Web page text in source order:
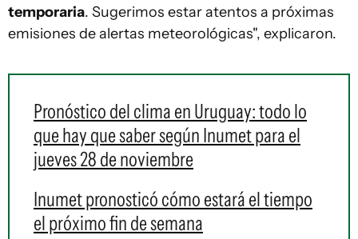
temporaria. Sugerimos estar atentos a próximas
emisiones de alertas meteorológicas", explicaron.
Pronóstico del clima en Uruguay: todo lo
que hay que saber según Inumet para el
jueves 28 de noviembre
Inumet pronosticó cómo estará el tiempo
el próximo fin de semana